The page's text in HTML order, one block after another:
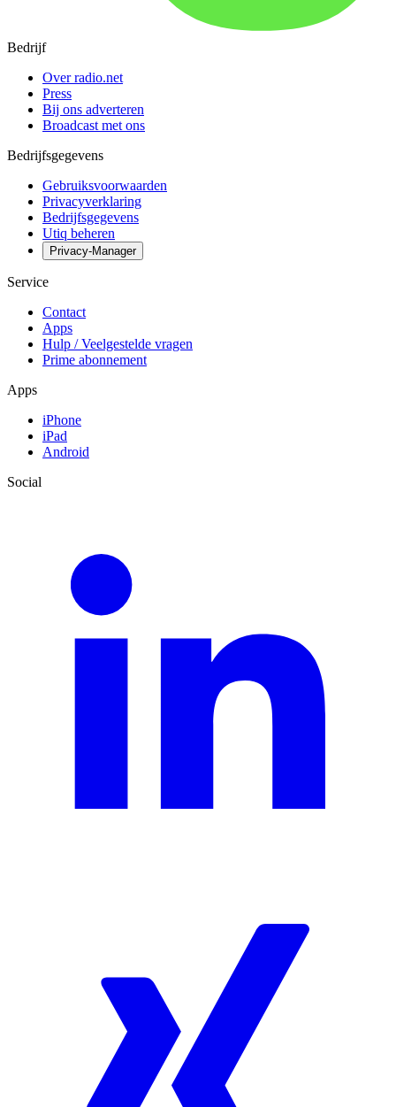
Bedrijf
Over radio.net
Press
Bij ons adverteren
Broadcast met ons
Bedrijfsgegevens
Gebruiksvoorwaarden
Privacyverklaring
Bedrijfsgegevens
Utiq beheren
Privacy-Manager
Service
Contact
Apps
Hulp / Veelgestelde vragen
Prime abonnement
Apps
iPhone
iPad
Android
Social